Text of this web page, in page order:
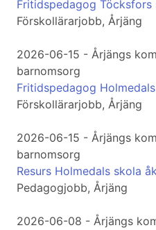
Fritidspedagog Töcksfors
Förskollärarjobb, Årjäng
2026-06-15 - Årjängs
barnomsorg
Fritidspedagog
Förskollärarjobb, Årjäng
2026-06-15 - Årjängs
barnomsorg
Resurs Holmedals skola
Pedagogjobb, Årjäng
2026-06-08 - Årjängs